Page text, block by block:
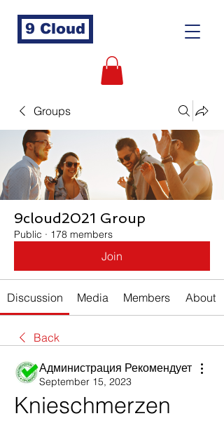
9 Cloud
Groups
9cloud2021 Group
Public · 178 members
Join
Discussion Media Members About
Back
Администрация Рекомендует
September 15, 2023
Knieschmerzen